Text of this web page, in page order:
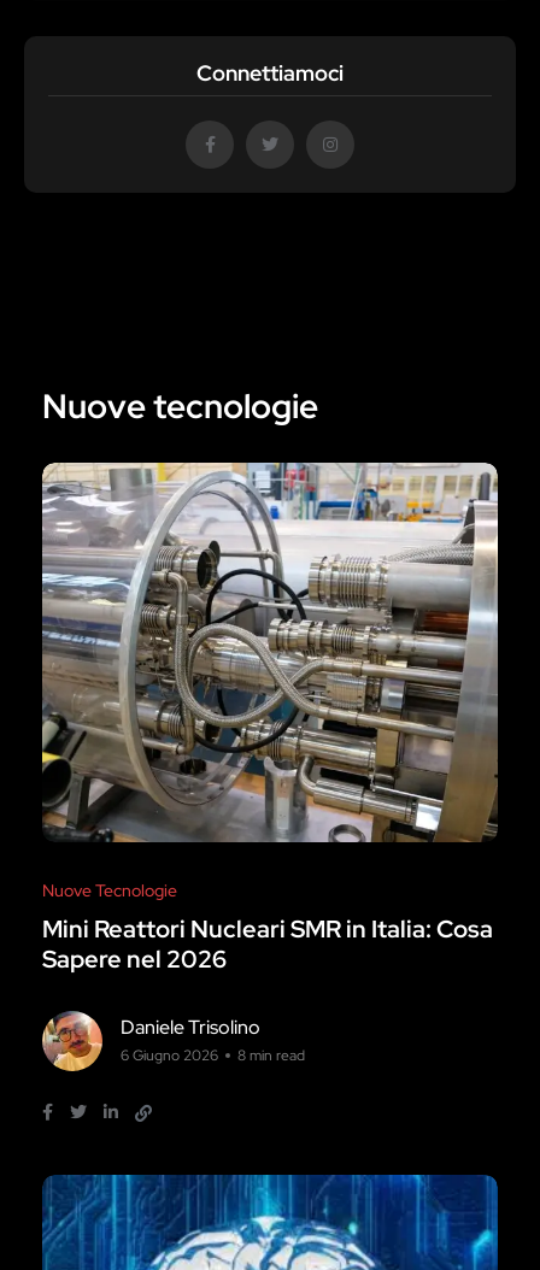
Connettiamoci
Nuove tecnologie
Nuove Tecnologie
Mini Reattori Nucleari SMR in Italia: Cosa
Sapere nel 2026
Daniele Trisolino
6 Giugno 2026 8 min read